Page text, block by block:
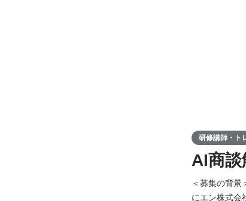
研修講師・
AI商談
＜募集の背
にエン株式会